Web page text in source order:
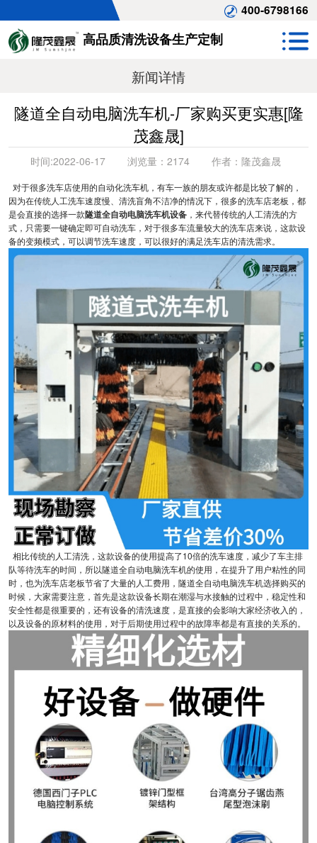
400-6798166
高品质清洗设备生产定制
新闻详情
隧道全自动电脑洗车机-厂家购买更实惠[隆
茂鑫晟]
时间:2022-06-17 浏览量： 2174 作者： 隆茂鑫晟
对于很多洗车店使用的自动化洗车机，有车一族的朋友或许都是比较了解的，
因为在传统人工洗车速度慢、清洗盲角不洁净的情况下，很多的洗车店老板，都
是会直接的选择一款隧道全自动电脑洗车机设备，来代替传统的人工清洗的方
式，只需要一键确定即可自动洗车，对于很多车流量较大的洗车店来说，这款设
备的变频模式，可以调节洗车速度，可以很好的满足洗车店的清洗需求。
相比传统的人工清洗，这款设备的使用提高了10倍的洗车速度，减少了车主排
队等待洗车的时间，所以隧道全自动电脑洗车机的使用，在提升了用户粘性的同
时，也为洗车店老板节省了大量的人工费用，隧道全自动电脑洗车机选择购买的
时候，大家需要注意，首先是这款设备长期在潮湿与水接触的过程中，稳定性和
安全性都是很重要的，还有设备的清洗速度，是直接的会影响大家经济收入的，
以及设备的原材料的使用，对于后期使用过程中的故障率都是有直接的关系的。